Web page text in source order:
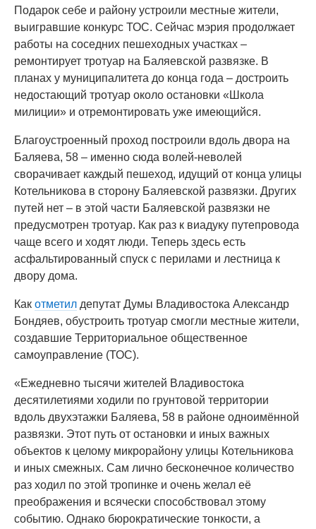
Подарок себе и району устроили местные жители,
выигравшие конкурс ТОС. Сейчас мэрия продолжает
работы на соседних пешеходных участках –
ремонтирует тротуар на Баляевской развязке. В
планах у муниципалитета до конца года – достроить
недостающий тротуар около остановки «Школа
милиции» и отремонтировать уже имеющийся.
Благоустроенный проход построили вдоль двора на
Баляева, 58 – именно сюда волей-неволей
сворачивает каждый пешеход, идущий от конца улицы
Котельникова в сторону Баляевской развязки. Других
путей нет – в этой части Баляевской развязки не
предусмотрен тротуар. Как раз к виадуку путепровода
чаще всего и ходят люди. Теперь здесь есть
асфальтированный спуск с перилами и лестница к
двору дома.
Как отметил депутат Думы Владивостока Александр
Бондяев, обустроить тротуар смогли местные жители,
создавшие Территориальное общественное
самоуправление (ТОС).
«Ежедневно тысячи жителей Владивостока
десятилетиями ходили по грунтовой территории
вдоль двухэтажки Баляева, 58 в районе одноимённой
развязки. Этот путь от остановки и иных важных
объектов к целому микрорайону улицы Котельникова
и иных смежных. Сам лично бесконечное количество
раз ходил по этой тропинке и очень желал её
преображения и всячески способствовал этому
событию. Однако бюрократические тонкости, а